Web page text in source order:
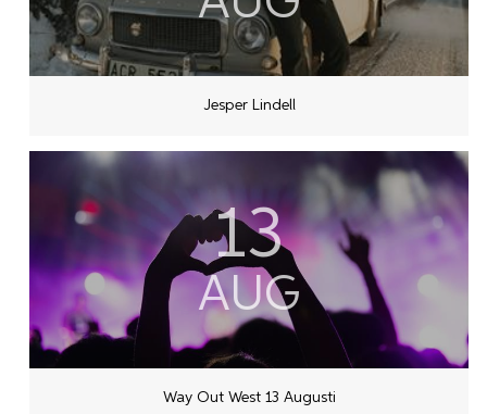
Jesper Lindell
13
AUG
Way Out West 13 Augusti